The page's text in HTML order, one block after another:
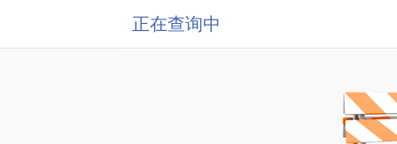
正在查询中